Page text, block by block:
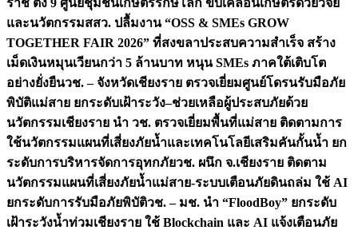
ราช ตั้ง 9 ศูนย์ชุมชนเกษตรรักษ์โลก ขับเคลื่อนเกษตรด้วยวิจัย
และนวัตกรรมสสว. ปลื้มงาน “OSS & SMEs GROW
TOGETHER FAIR 2026” ที่สงขลาประสบความสำเร็จ สร้าง
เม็ดเงินหมุนเวียนกว่า 5 ล้านบาท หนุน SMEs ภาคใต้เติบโต
อย่างยั่งยืนวช. – จังหวัดเชียงราย ตรวจเยี่ยมศูนย์โดรนรับมือภัย
พิบัติแม่สาย ยกระดับเฝ้าระวัง–ช่วยเหลือผู้ประสบภัยด้วย
นวัตกรรมเชียงราย นำ วช. ตรวจเยี่ยมพื้นที่แม่สาย ติดตามการ
ใช้นวัตกรรมแผนที่เสี่ยงภัยน้ำและเทคโนโลยีเสริมคันกั้นน้ำ ยก
ระดับการบริหารจัดการอุทกภัยวช. ผนึก จ.เชียงราย ติดตาม
นวัตกรรมแผนที่เสี่ยงภัยน้ำแม่สาย-ระบบเตือนภัยดินถล่ม ใช้ AI
ยกระดับการรับมือภัยพิบัติวช. – มช. นำ “FloodBoy” ยกระดับ
เฝ้าระวังน้ำท่วมเชียงราย ใช้ Blockchain และ AI แจ้งเตือนภัย